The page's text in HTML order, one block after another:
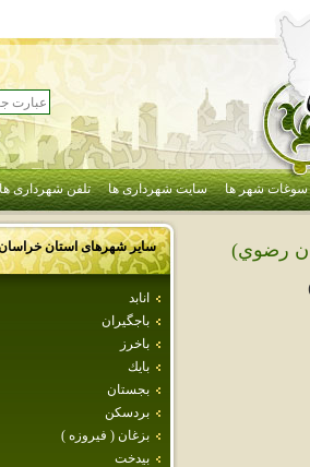
سوغات شهر ها سایت شهرداری ها تلفن شهرداری ها
سایر شهرهای استان
انابد
باجگيران
باخرز
بايك
بجستان
بردسكن
بزغان ( فيروزه )
بيدخت
رضوي)